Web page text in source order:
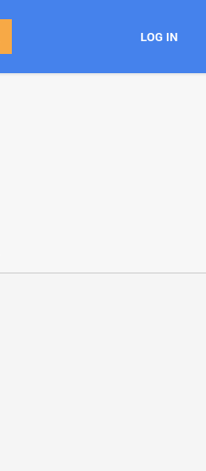
LOG IN